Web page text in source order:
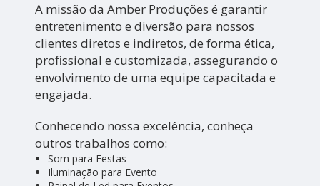
A missão da Amber Produções é garantir
entretenimento e diversão para nossos
clientes diretos e indiretos, de forma ética,
profissional e customizada, assegurando o
envolvimento de uma equipe capacitada e
engajada.
Conhecendo nossa excelência, conheça
outros trabalhos como:
Som para Festas
Iluminação para Evento